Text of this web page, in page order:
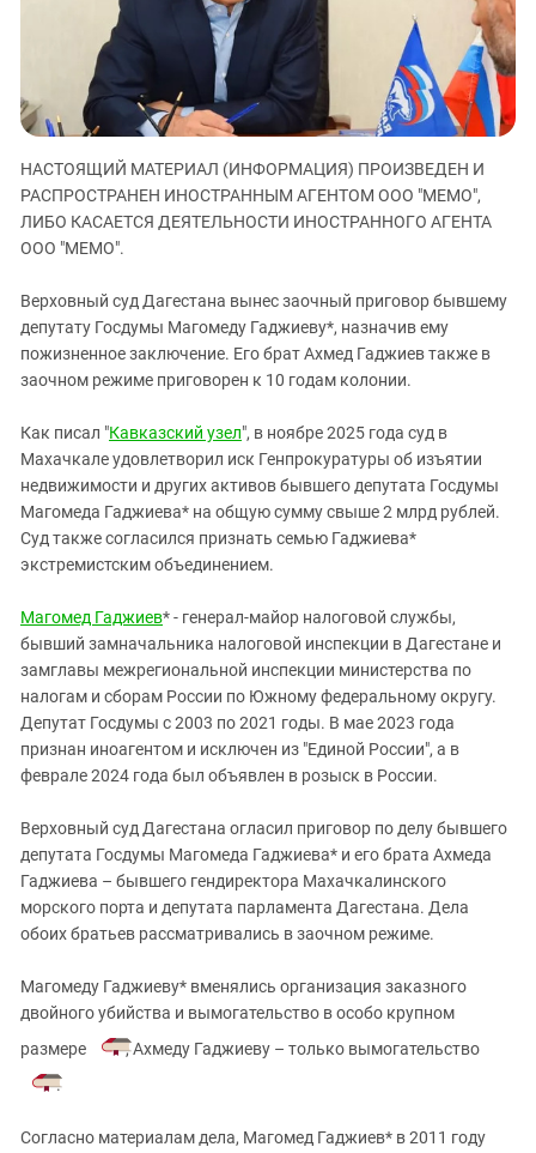
ЗАСТАВЛЯЕТ
КАВКАЗ ЗА ПАЛЕСТИНУ
ИНАКОМЫСЛИЕ В ЧЕЧНЕ
ПРЕСЛЕДОВАНИЕ АКТИВИСТОВ
МОБИЛИЗАЦИЯ И ПРОТЕСТЫ
Ингушетия
Кабардино-Балкария
Калмыкия
Карачаево-Черкесия
Краснодарский край
Нагорный Карабах
Ростовская область
Северная Осетия - Алания
СКФО
Ставропольский край
Чечня
Южная Осетия
Южный Кавказ
ЮФО
НАСТОЯЩИЙ МАТЕРИАЛ (ИНФОРМАЦИЯ) ПРОИЗВЕДЕН И
РАСПРОСТРАНЕН ИНОСТРАННЫМ АГЕНТОМ ООО "МЕМО",
ЛИБО КАСАЕТСЯ ДЕЯТЕЛЬНОСТИ ИНОСТРАННОГО АГЕНТА
ООО "МЕМО".
Верховный суд Дагестана вынес заочный приговор бывшему
депутату Госдумы Магомеду Гаджиеву*, назначив ему
пожизненное заключение. Его брат Ахмед Гаджиев также в
заочном режиме приговорен к 10 годам колонии.
Как писал "Кавказский узел", в ноябре 2025 года суд в
Махачкале удовлетворил иск Генпрокуратуры об изъятии
недвижимости и других активов бывшего депутата Госдумы
Магомеда Гаджиева* на общую сумму свыше 2 млрд рублей.
Суд также согласился признать семью Гаджиева*
экстремистским объединением.
Магомед Гаджиев* - генерал-майор налоговой службы,
бывший замначальника налоговой инспекции в Дагестане и
замглавы межрегиональной инспекции министерства по
налогам и сборам России по Южному федеральному округу.
Депутат Госдумы с 2003 по 2021 годы. В мае 2023 года
признан иноагентом и исключен из "Единой России", а в
феврале 2024 года был объявлен в розыск в России.
Верховный суд Дагестана огласил приговор по делу бывшего
депутата Госдумы Магомеда Гаджиева* и его брата Ахмеда
Гаджиева – бывшего гендиректора Махачкалинского
морского порта и депутата парламента Дагестана. Дела
обоих братьев рассматривались в заочном режиме.
Магомеду Гаджиеву* вменялись организация заказного
двойного убийства и вымогательство в особо крупном
размере
, Ахмеду Гаджиеву – только вымогательство
.
Согласно материалам дела, Магомед Гаджиев* в 2011 году